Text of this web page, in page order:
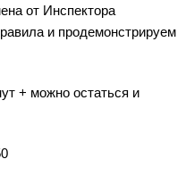
от Инспектора
и продемонстрируем
+ можно остаться и